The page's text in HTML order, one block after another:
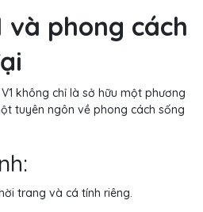
và phong cách
không chỉ là sở hữu một phương
tuyên ngôn về phong cách sống
trang và cá tính riêng.